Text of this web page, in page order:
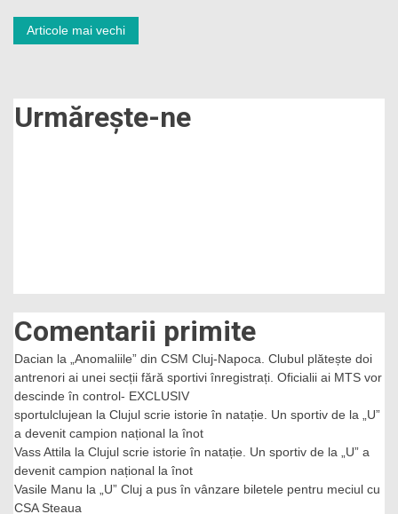
Navigare
articole
Articole mai vechi
Urmărește-ne
Comentarii primite
Dacian la
„Anomaliile” din CSM Cluj-Napoca. Clubul plătește doi
antrenori ai unei secții fără sportivi înregistrați. Oficialii ai MTS vor
descinde în control- EXCLUSIV
sportulclujean la Clujul scrie istorie în natație. Un sportiv de la „U”
a devenit campion național la înot
Vass Attila la Clujul scrie istorie în natație. Un sportiv de la „U” a
devenit campion național la înot
Vasile Manu la
„U” Cluj a pus în vânzare biletele pentru meciul cu
CSA Steaua